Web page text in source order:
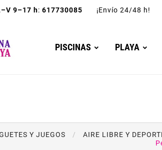
9–17 h: 617730085 ¡Envío 24/48 h!
PISCINAS PLAYA
Y JUEGOS AIRE LIBRE Y